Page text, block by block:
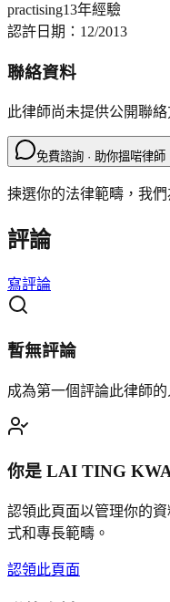
practising13年經驗
認許日期： 12/2013
聯絡資料
此律師尚未提供公開聯絡
免費諮詢 · 助你搵啱律師
揀選你的法律範疇，我
評論
寫評論
暫無評論
成為第一個評論此律師的
你是 LAI TING
認領此頁面以管理你的
式和專長範疇。
認領此頁面